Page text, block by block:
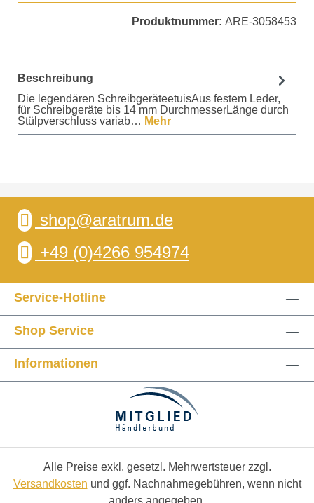
Produktnummer: ARE-3058453
Beschreibung
Die legendären SchreibgeräteetuisAus festem Leder,
für Schreibgeräte bis 14 mm DurchmesserLänge durch
Stülpverschluss variab… Mehr
shop@aratrum.de
+49 (0)4266 954974
Service-Hotline
Shop Service
Informationen
Alle Preise exkl. gesetzl. Mehrwertsteuer zzgl.
Versandkosten und ggf. Nachnahmegebühren, wenn nicht
anders angegeben.